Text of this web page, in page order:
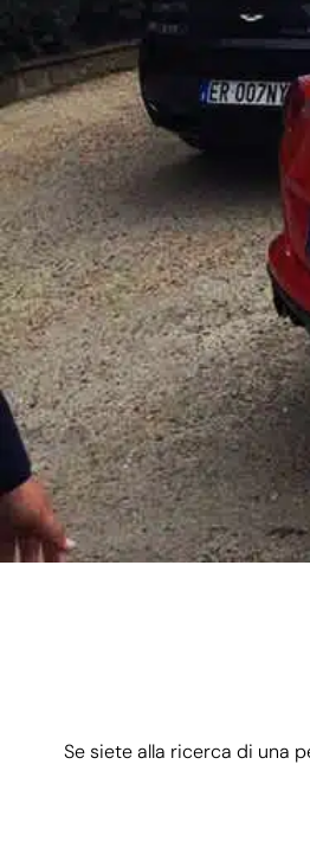
Se siete alla ricerca di una